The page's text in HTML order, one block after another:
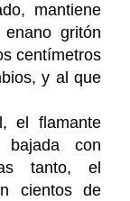
mantiene
gritón
centímetros
y al que
el flamante
bajada con
tanto, el
cientos de